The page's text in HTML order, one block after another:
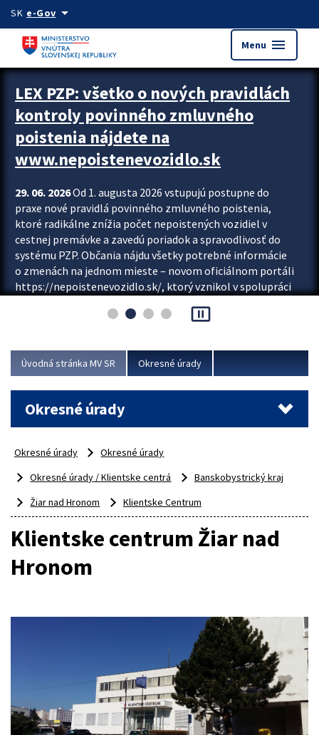
Preskocit na hlavný obsah
SK e-Govarrow_drop_down
Menu menu
Zastavit automatický posun upútavok
LEX PZP: všetko o nových pravidlách
kontroly povinného zmluvného
poistenia nájdete na
www.nepoistenevozidlo.sk
29. 06. 2026Od 1. augusta 2026 vstupujú postupne do
praxe nové pravidlá povinného zmluvného poistenia,
ktoré radikálne znížia počet nepoistených vozidiel v
cestnej premávke a zavedú poriadok a spravodlivosť do
systému PZP. Občania nájdu všetky potrebné informácie
o zmenách na jednom mieste – novom oficiálnom portáli
https://nepoistenevozidlo.sk/, ktorý vznikol v spolupráci
asociácie poisťovní (SLASPO) a Ministerstva vnútra SR.
Viac
pause_presentation
Úvodná stránka MV SR Okresné úrady
Okresné úrady
Okresné úrady
Okresné úrady
Okresné úrady / Klientske centrá
Banskobystrický kraj
Žiar nad Hronom
Klientske Centrum
Klientske centrum Žiar nad
Hronom